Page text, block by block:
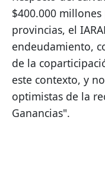
$400.000
provincias, el
endeudamiento,
de la
este contexto, y
optimistas de la
Ganancias".